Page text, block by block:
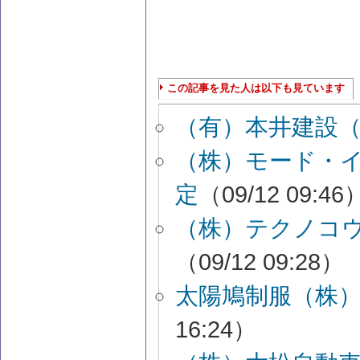
この記事を見た人は以下も見ています
（有）本井建設
（株）モード・
定 （09/12 09:46
（株）テクノコ
（09/12 09:28）
太陽鳩制服（株
16:24）